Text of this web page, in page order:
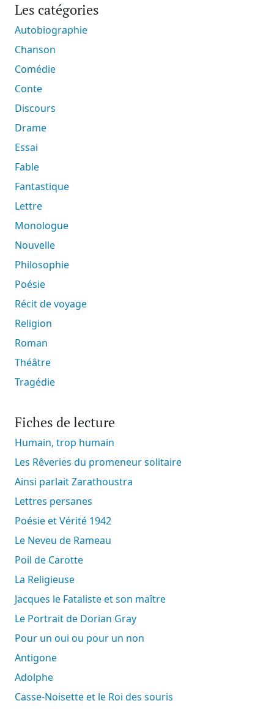
Les catégories
Autobiographie
Chanson
Comédie
Conte
Discours
Drame
Essai
Fable
Fantastique
Lettre
Monologue
Nouvelle
Philosophie
Poésie
Récit de voyage
Religion
Roman
Théâtre
Tragédie
Fiches de lecture
Humain, trop humain
Les Rêveries du promeneur solitaire
Ainsi parlait Zarathoustra
Lettres persanes
Poésie et Vérité 1942
Le Neveu de Rameau
Poil de Carotte
La Religieuse
Jacques le Fataliste et son maître
Le Portrait de Dorian Gray
Pour un oui ou pour un non
Antigone
Adolphe
Casse-Noisette et le Roi des souris